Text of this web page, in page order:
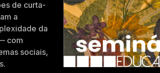
de curta-
a
da
com
sociais,